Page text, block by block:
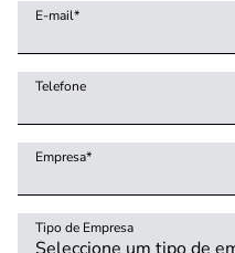
E-mail*
Telefone
Empresa*
Tipo de Empresa